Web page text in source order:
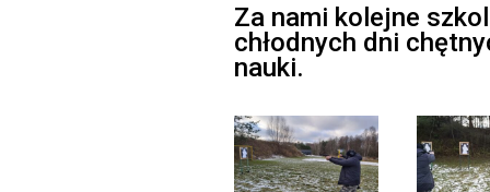
Za nami kolejne
chłodnych dni
nauki.